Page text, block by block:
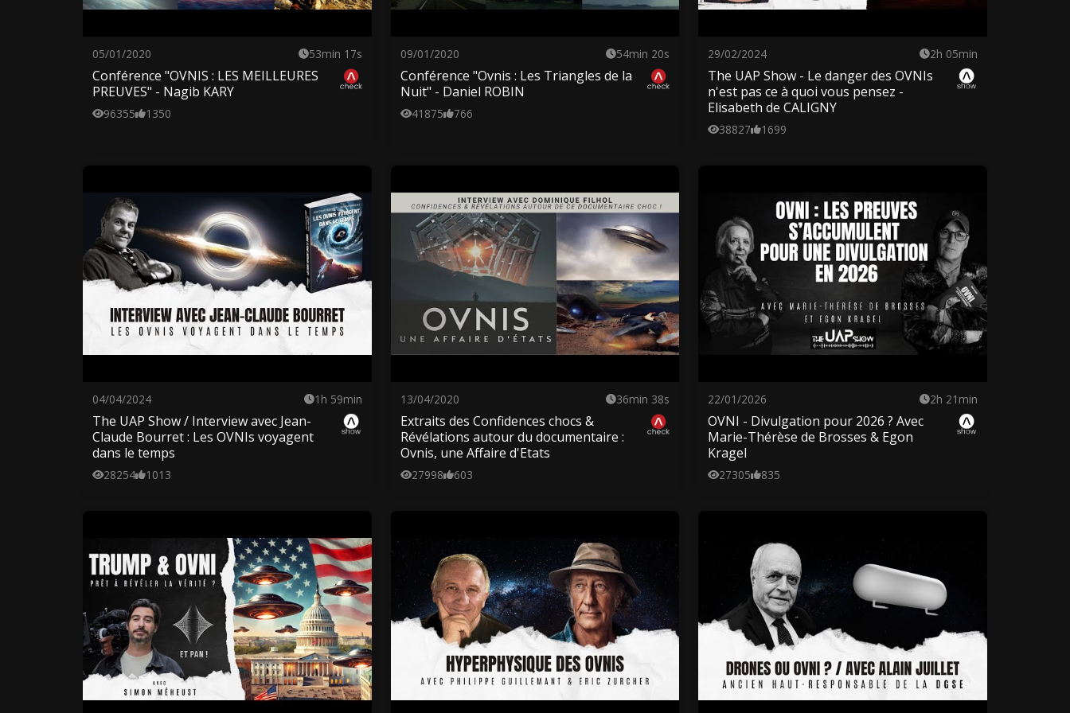
05/01/2020 53min 17s
Conférence "OVNIS : LES MEILLEURES
PREUVES" - Nagib KARY
96355 1350
09/01/2020 54min 20s
Conférence "Ovnis : Les Triangles de la
Nuit" - Daniel ROBIN
41875 766
29/02/2024 2h 05min
The UAP Show - Le danger des OVNIs
n'est pas ce à quoi vous pensez -
Elisabeth de CALIGNY
38827 1699
04/04/2024 1h 59min
The UAP Show / Interview avec Jean-
Claude Bourret : Les OVNIs voyagent
dans le temps
28254 1013
13/04/2020 36min 38s
Extraits des Confidences chocs &
Révélations autour du documentaire :
Ovnis, une Affaire d'Etats
27998 603
22/01/2026 2h 21min
OVNI - Divulgation pour 2026 ? Avec
Marie-Thérèse de Brosses & Egon
Kragel
27305 835